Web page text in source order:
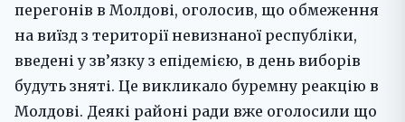
перегонів в Молдові, оголосив, що обмеження
на виїзд з території невизнаної республіки,
введені у зв’язку з епідемією, в день виборів
будуть зняті. Це викликало буремну реакцію в
Молдові. Деякі районі ради вже оголосили що